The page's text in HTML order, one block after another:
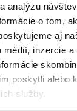
analýzu
o tom,
aj
médií, inzercie
poskytli alebo
služby.
B